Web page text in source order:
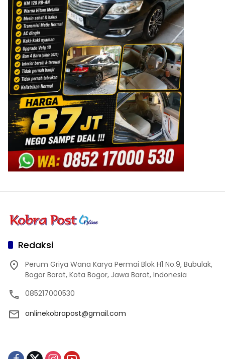
Redaksi
Perum Griya Wana Karya Permai Blok H1 No.9, Bubulak,
Bogor Barat, Kota Bogor, Jawa Barat, Indonesia
085217000530
onlinekobrapost@gmail.com